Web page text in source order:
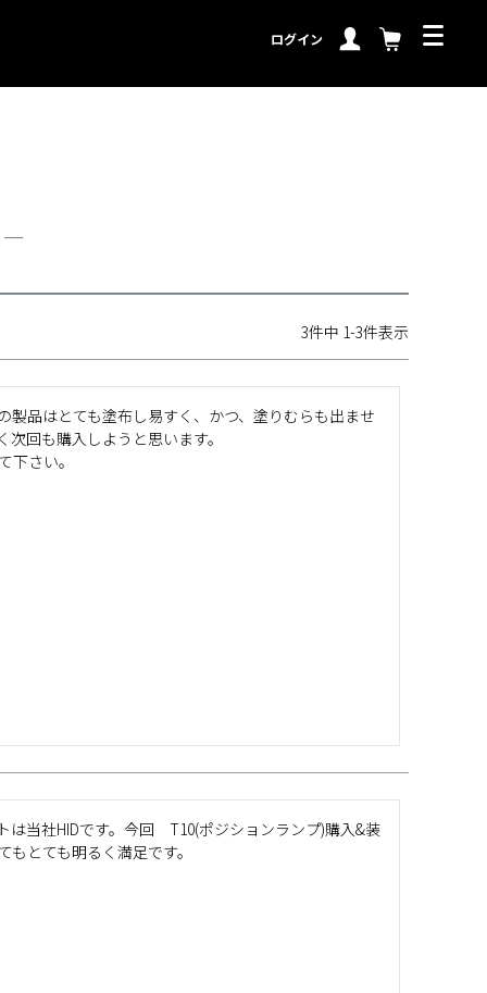
ログイン
3件中 1-3件表示
製品はとても塗布し易すく、かつ、塗りむらも出ませ
回も購入しようと思います。
下さい。
は当社HIDです。今回　T10(ポジションランプ)購入&装
とても明るく満足です。